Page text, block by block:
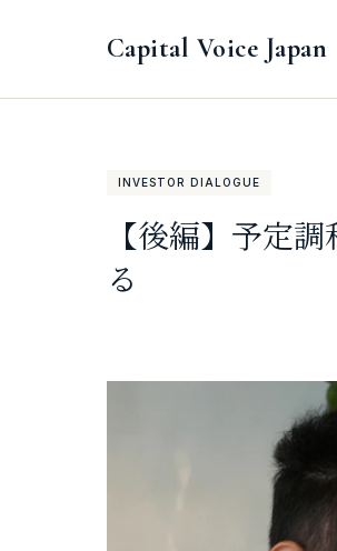
Capital Voice Japan
INVESTOR DIALOGUE
【後編】予定
る